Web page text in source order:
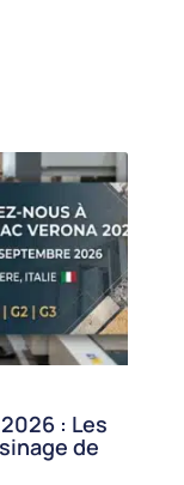
: Les
de